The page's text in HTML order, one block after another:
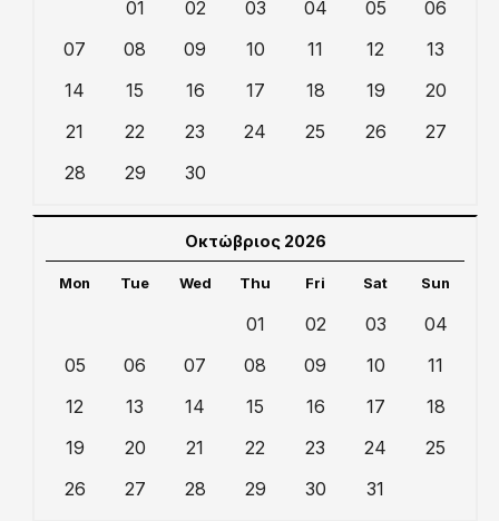
01 02 03 04 05
06
07
08 09 10 11 12
13
14
15 16 17 18 19
20
21
22 23 24 25 26
27
28
29 30
Οκτώβριος 2026
Mon Tue Wed Thu Fri Sat Sun
01 02 03
04
05
06 07 08 09 10
11
12
13 14 15 16 17
18
19
20 21 22 23 24
25
26
27 28 29 30 31